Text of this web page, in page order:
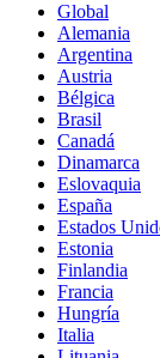
Global
Alemania
Argentina
Austria
Bélgica
Brasil
Canadá
Dinamarca
Eslovaquia
España
Estados
Estonia
Finlandia
Francia
Hungría
Italia